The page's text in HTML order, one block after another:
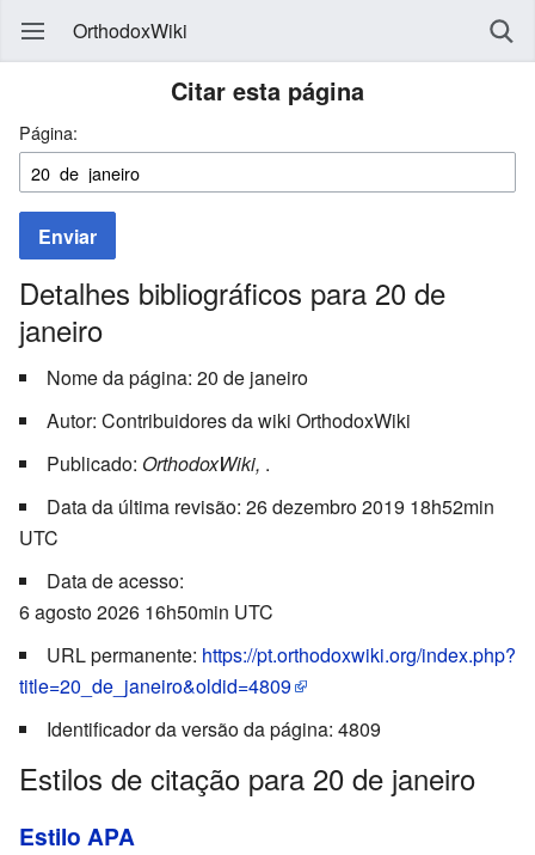
OrthodoxWiki
Citar esta página
Página:
Enviar
Detalhes bibliográficos para 20 de
janeiro
Nome da página: 20 de janeiro
Autor: Contribuidores da wiki OrthodoxWiki
Publicado: OrthodoxWiki, .
Data da última revisão: 26 dezembro 2019 18h52min
UTC
Data de acesso:
6 agosto 2026 16h50min UTC
URL permanente: https://pt.orthodoxwiki.org/index.php?
title=20_de_janeiro&oldid=4809
Identificador da versão da página: 4809
Estilos de citação para 20 de janeiro
Estilo APA